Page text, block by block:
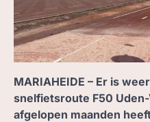
MARIAHEIDE – Er is
snelfietsroute F50
afgelopen maanden